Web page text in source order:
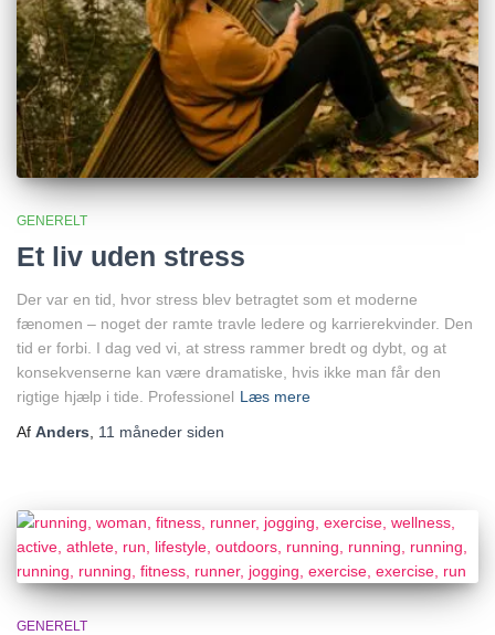
GENERELT
Et liv uden stress
Der var en tid, hvor stress blev betragtet som et moderne
fænomen – noget der ramte travle ledere og karrierekvinder. Den
tid er forbi. I dag ved vi, at stress rammer bredt og dybt, og at
konsekvenserne kan være dramatiske, hvis ikke man får den
rigtige hjælp i tide. Professionel Læs mere
Af Anders 11 måneder siden
GENERELT